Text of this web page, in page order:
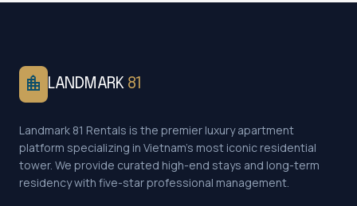
location_city LANDMARK 81
Landmark 81 Rentals is the premier luxury apartment
platform specializing in Vietnam's most iconic residential
tower. We provide curated high-end stays and long-term
residency with five-star professional management.